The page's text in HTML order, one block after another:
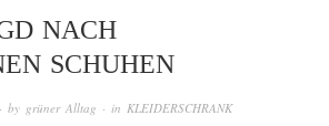
NACH
SCHUHEN
· by grüner Alltag · in KLEIDERSCHRANK